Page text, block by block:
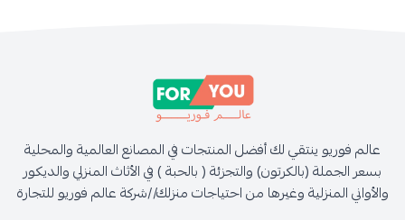
عالم فوريو ينتقي لك أفضل المنتجات في المصانع العالمية والمحلية
بسعر الجملة (بالكرتون) والتجزئة ( بالحبة ) في الأثاث المنزلي والديكور
والأواني المنزلية وغيرها من احتياجات منزلك//شركة عالم فوريو للتجارة